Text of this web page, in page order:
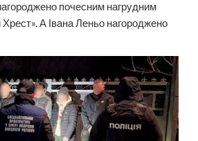
почесним нагрудним
А Івана Леньо нагороджено